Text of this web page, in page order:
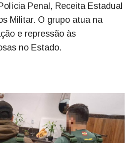
Penal, Receita Estadual
Militar. O grupo atua na
e repressão às
no Estado.